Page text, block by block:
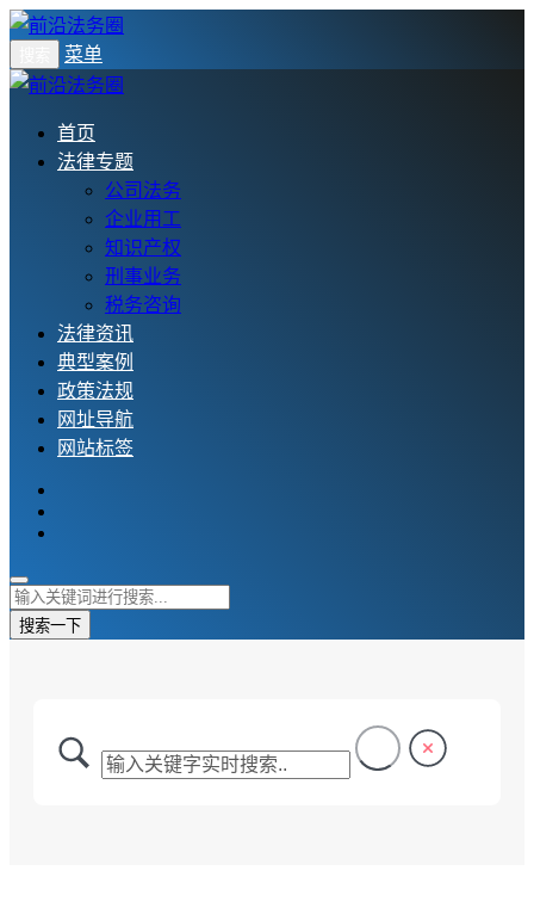
菜单
首页
法律专题
公司法务
企业用工
知识产权
刑事业务
税务咨询
法律资讯
典型案例
政策法规
网址导航
网站标签
搜索一下